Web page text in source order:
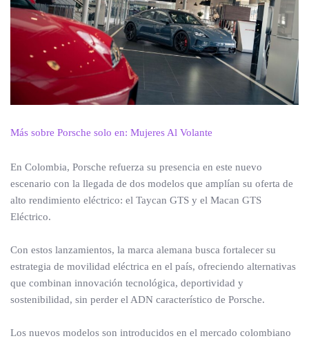
Más sobre Porsche solo en: Mujeres Al Volante
En Colombia, Porsche refuerza su presencia en este nuevo
escenario con la llegada de dos modelos que amplían su oferta de
alto rendimiento eléctrico: el Taycan GTS y el Macan GTS
Eléctrico.
Con estos lanzamientos, la marca alemana busca fortalecer su
estrategia de movilidad eléctrica en el país, ofreciendo alternativas
que combinan innovación tecnológica, deportividad y
sostenibilidad, sin perder el ADN característico de Porsche.
Los nuevos modelos son introducidos en el mercado colombiano